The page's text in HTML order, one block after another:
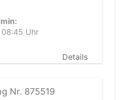
Uhr
Details
Nr. 875519